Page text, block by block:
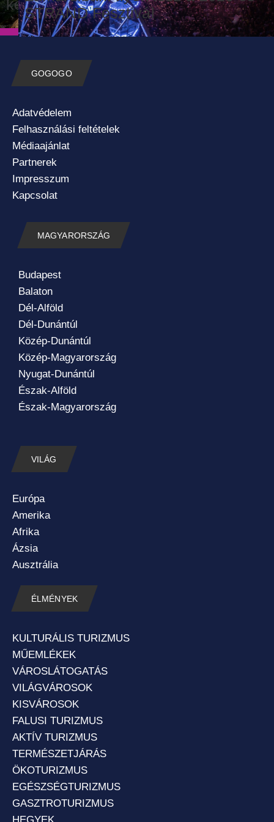
kedvence
STRAND Fesztivál
GOGOGO
Adatvédelem
Felhasználási feltételek
Médiaajánlat
Partnerek
Impresszum
Kapcsolat
MAGYARORSZÁG
Budapest
Balaton
Dél-Alföld
Dél-Dunántúl
Közép-Dunántúl
Közép-Magyarország
Nyugat-Dunántúl
Észak-Alföld
Észak-Magyarország
VILÁG
Európa
Amerika
Afrika
Ázsia
Ausztrália
ÉLMÉNYEK
KULTURÁLIS TURIZMUS
MŰEMLÉKEK
VÁROSLÁTOGATÁS
VILÁGVÁROSOK
KISVÁROSOK
FALUSI TURIZMUS
AKTÍV TURIZMUS
TERMÉSZETJÁRÁS
ÖKOTURIZMUS
EGÉSZSÉGTURIZMUS
GASZTROTURIZMUS
HEGYEK